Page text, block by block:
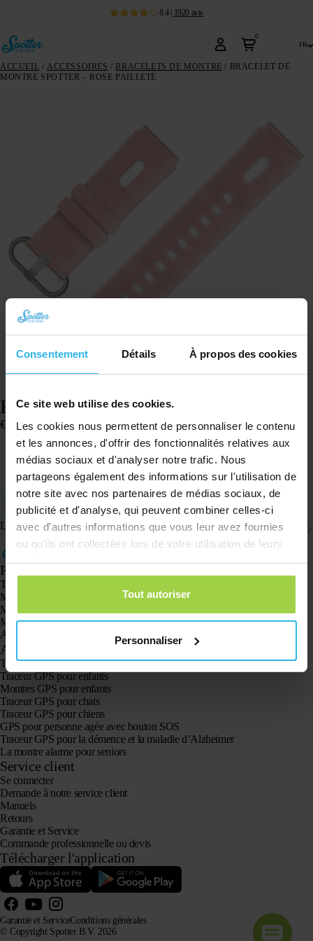
Consentement Détails À propos des cookies
Ce site web utilise des cookies.
Les cookies nous permettent de personnaliser le contenu
et les annonces, d'offrir des fonctionnalités relatives aux
médias sociaux et d'analyser notre trafic. Nous
partageons également des informations sur l'utilisation de
notre site avec nos partenaires de médias sociaux, de
publicité et d'analyse, qui peuvent combiner celles-ci
avec d'autres informations que vous leur avez fournies
ou qu'ils ont collectées lors de votre utilisation de leurs
services.
Tout autoriser
Personnaliser
8.4| 1920 avis
0
fr
ACCUEIL / ACCESSOIRES / BRACELETS DE MONTRE / BRACELET DE
MONTRE SPOTTER – ROSE PAILLETÉ
Bracelet de montre Spotter – Rose pailleté
€ 15,08
En stock
Ajouter au panier
Compatible avec la Spotter GPS Watch
Petit format : le bracelet mesure 17 centimètres (montre 4,5 cm)
Facile à régler
Livraison et retours
Produits
Traceur GPS Spotter X10
Montre GPS Spotter Senior
Montre GPS Spotter Explorer
Montre GPS Spotter pour enfants
Animal Spotter
Applications
Traceurs GPS
Traceur GPS pour enfants
Montres GPS pour enfants
Traceur GPS pour chats
Traceur GPS pour chiens
GPS pour personne agée avec bouton SOS
Traceur GPS pour la démence et la maladie d’Alzheimer
La montre alarme pour seniors
Service client
Se connecter
Demande à notre service client
Manuels
Retours
Garantie et Service
Commande professionnelle ou devis
Télécharger l'application
© Copyright Spotter B.V. 2026
Garantie et ServiceConditions générales